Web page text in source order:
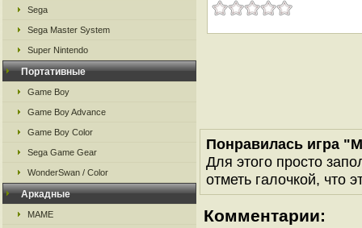
Sega
Sega Master System
Super Nintendo
Портативные
Game Boy
Game Boy Advance
Game Boy Color
Sega Game Gear
WonderSwan / Color
Аркадные
MAME
Понравилась игра
Для этого просто
отметь галочкой, что
Комментарии: